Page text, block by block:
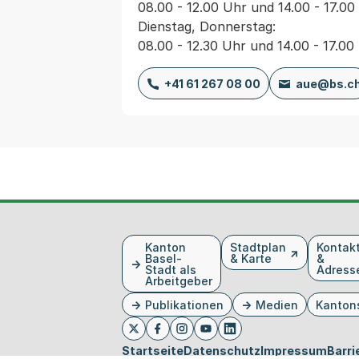
08.00 - 12.00 Uhr und 14.00 -
Dienstag, Donnerstag:
08.00 - 12.30 Uhr und 14.00 -
+41 61 267 08 00
Kanton
Basel-
Stadt als
Arbeitgeber
Stadtplan
& Karte
&
Publikationen Medien
Twitter Externer Link, wird in einem
FacebookExterner Link, wird in
InstagramExterner Link, wird in
YoutubeExterner Link, wird
Linkedin
StartseiteDatenschutzImpressum